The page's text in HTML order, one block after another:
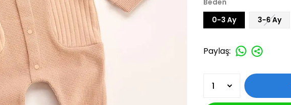
Beden
0-3 Ay
3-6 Ay
Paylaş: